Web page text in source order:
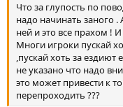
Что за глупость по
надо начинать заного
ней и это все прахом !
Многи игроки пускай
,пускай хоть за
не указано что надо
это может привести к
перепроходить ???